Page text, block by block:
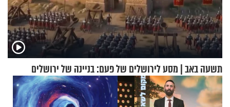
תשעה באב | מסע לירושלים של פעם: בניינה של ירושלים